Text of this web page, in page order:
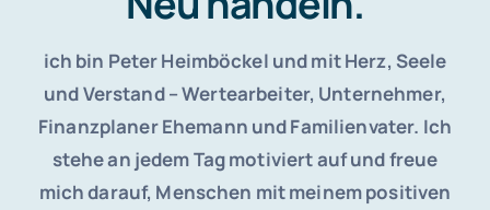
Wertearbeit
Finanzplanung
bAV
ich bin Peter Heimböckel und mit Herz, Seele
und Verstand –Wertearbeiter, Unternehmer,
Finanzplaner Ehemann und Familienvater. Ich
stehe an jedem Tag motiviert auf und freue
mich darauf, Menschen mit meinem positiven